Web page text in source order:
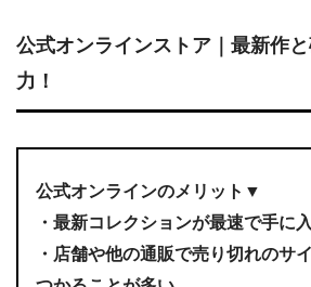
公式オンラインストア｜最新作
力！
公式オンラインのメリット▼
・最新コレクションが最速で手に
・店舗や他の通販で売り切れのサ